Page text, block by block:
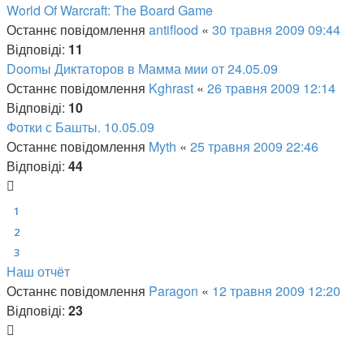
World Of Warcraft: The Board Game
Останнє повідомлення antiflood « 30 травня 2009 09:44
Відповіді: 11
Doomы Диктаторов в Мамма мии от 24.05.09
Останнє повідомлення Kghrast « 26 травня 2009 12:14
Відповіді: 10
Фотки с Башты. 10.05.09
Останнє повідомлення Myth « 25 травня 2009 22:46
Відповіді: 44
1
2
3
Наш отчёт
Останнє повідомлення Paragon « 12 травня 2009 12:20
Відповіді: 23